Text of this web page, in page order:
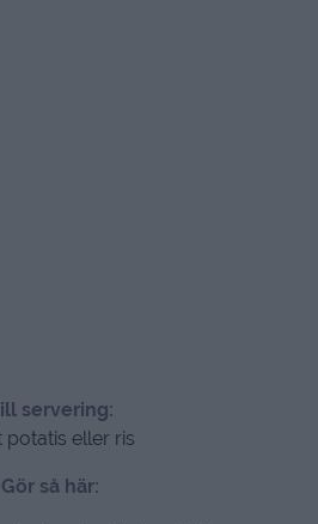
servering:
potatis eller ris
Gör så här: